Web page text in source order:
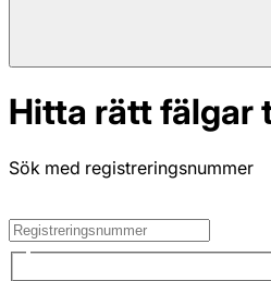
Hitta rätt fälgar
Sök med registreringsnummer